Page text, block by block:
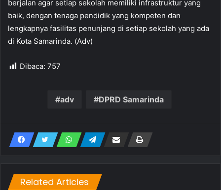
berjalan agar setiap sekolah memiliki infrastruktur yang
baik, dengan tenaga pendidik yang kompeten dan
lengkapnya fasilitas penunjang di setiap sekolah yang ada
di Kota Samarinda. (Adv)
Dibaca: 757
adv DPRD Samarinda
Related Articles